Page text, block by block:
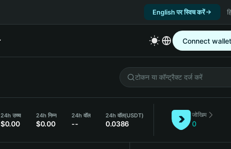
English पर स्विच करें
Connect wallet
24h उच्च
$0.00
24h निम्न
$0.00
24h वॉल
--
24h वॉल(USDT)
0.0386
जोखिम
0